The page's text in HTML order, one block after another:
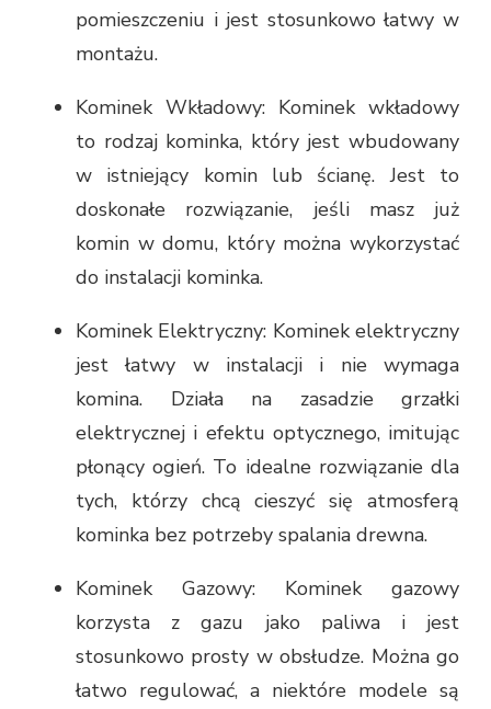
pomieszczeniu i jest stosunkowo łatwy w
montażu.
Kominek Wkładowy: Kominek wkładowy
to rodzaj kominka, który jest wbudowany
w istniejący komin lub ścianę. Jest to
doskonałe rozwiązanie, jeśli masz już
komin w domu, który można wykorzystać
do instalacji kominka.
Kominek Elektryczny: Kominek elektryczny
jest łatwy w instalacji i nie wymaga
komina. Działa na zasadzie grzałki
elektrycznej i efektu optycznego, imitując
płonący ogień. To idealne rozwiązanie dla
tych, którzy chcą cieszyć się atmosferą
kominka bez potrzeby spalania drewna.
Kominek Gazowy: Kominek gazowy
korzysta z gazu jako paliwa i jest
stosunkowo prosty w obsłudze. Można go
łatwo regulować, a niektóre modele są